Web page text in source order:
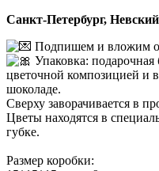
Санкт-Петербург,
Подпишем и вложим
Упаковка: подарочная
цветочной композицией
шоколаде.
Сверху заворачивается в
Цветы находятся в
губке.
Размер коробки: